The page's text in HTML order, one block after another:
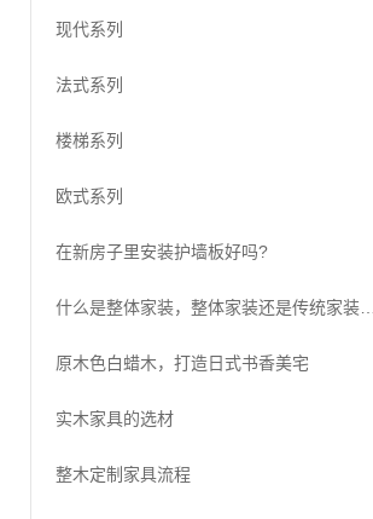
现代系列
法式系列
楼梯系列
欧式系列
在新房子里安装护墙板好吗?
原木色白蜡木，打造日式书香美宅
实木家具的选材
整木定制家具流程